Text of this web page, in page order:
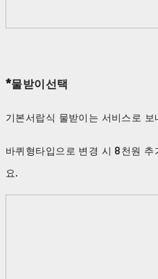
*물받이선택
기본서랍식 물받이는 서비스로 보
바퀴형타입으로 변경 시 8천원
요.